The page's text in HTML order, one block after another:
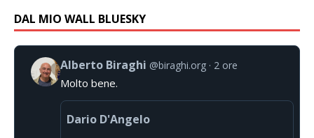
DAL MIO WALL BLUESKY
Alberto Biraghi @biraghi.org 2 ore
Molto bene.
Dario D'Angelo